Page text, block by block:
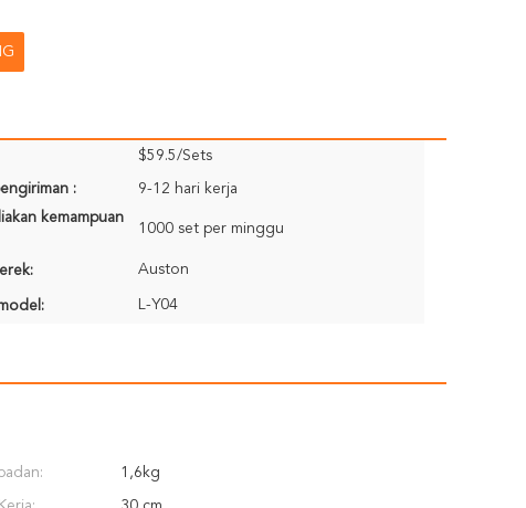
$59.5/Sets
:
9-12 hari kerja
kemampuan
1000 set per minggu
Auston
L-Y04
1,6kg